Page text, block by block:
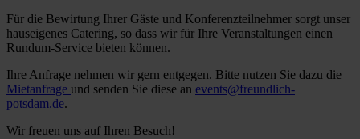
Für die Bewirtung Ihrer Gäste und Konferenzteilnehmer sorgt unser
hauseigenes Catering, so dass wir für Ihre Veranstaltungen einen
Rundum-Service bieten können.
Ihre Anfrage nehmen wir gern entgegen. Bitte nutzen Sie dazu die
Mietanfrage und senden Sie diese an events@freundlich-
potsdam.de.
Wir freuen uns auf Ihren Besuch!